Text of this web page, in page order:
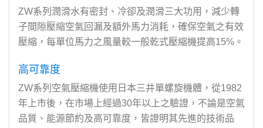
ZW系列潤滑水有密封、冷卻及潤滑三大功用，減少轉
子間隙壓縮空氣回漏及額外馬力消耗，確保空氣之有效
壓縮，每單位馬力之風量較一般乾式壓縮機提高15%。
高可靠度
ZW系列空氣壓縮機使用日本三井單螺旋機體，從1982
年上市後，在市場上經過30年以上之驗證，不論是空氣
品質、能源節約及高可靠度，皆證明其先進的技術品